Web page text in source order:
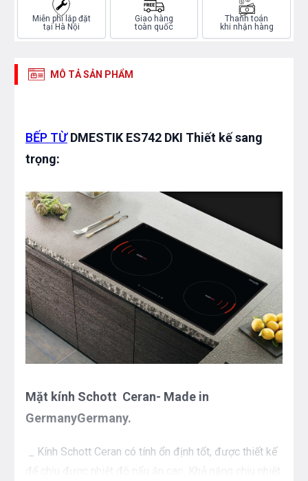
Miễn phí lắp đặt
tại Hà Nội
Giao hàng
toàn quốc
Thanh toán
khi nhận hàng
MÔ TẢ SẢN PHẨM
BẾP TỪDMESTIK ES742 DKI Thiết kế sang
trọng:
Mặt kính Schott Ceran- Made in
GermanyGermany.
Kính Schott Ceran có tính ổn định tốt, được thiết kế